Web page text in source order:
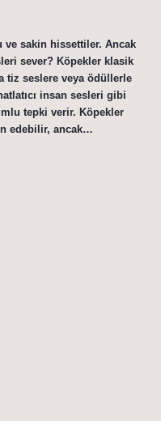
sakin hissettiler. Ancak
sever? Köpekler klasik
tiz seslere veya ödüllerle
insan sesleri gibi
tepki verir. Köpekler
edebilir, ancak…